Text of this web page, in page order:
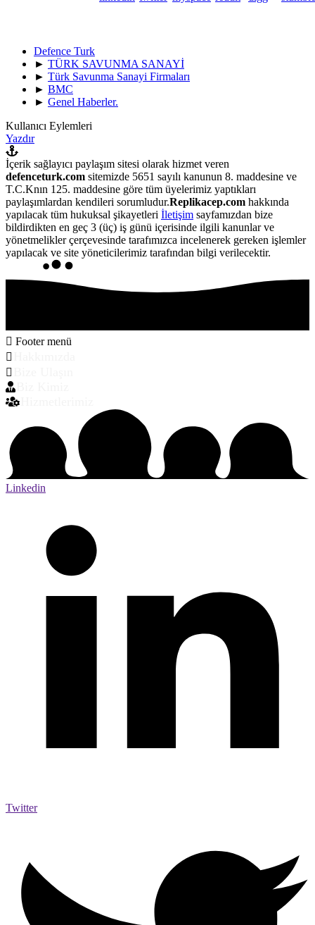
Defence Turk
► TÜRK SAVUNMA SANAYİ
► Türk Savunma Sanayi Firmaları
► BMC
► Genel Haberler.
Kullanıcı Eylemleri
Yazdır
İçerik sağlayıcı paylaşım sitesi olarak hizmet veren
defenceturk.com sitemizde 5651 sayılı kanunun 8. maddesine ve
T.C.Knın 125. maddesine göre tüm üyelerimiz yaptıkları
paylaşımlardan kendileri sorumludur.Replikacep.com hakkında
yapılacak tüm hukuksal şikayetleri İletişim sayfamızdan bize
bildirdikten en geç 3 (üç) iş günü içerisinde ilgili kanunlar ve
yönetmelikler çerçevesinde tarafımızca incelenerek gereken işlemler
yapılacak ve site yöneticilerimiz tarafından bilgi verilecektir.
Footer menü
Linkedin
Twitter